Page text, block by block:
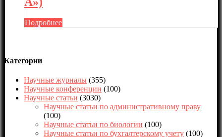
Подробнее
Категории
Научные журналы (355)
Научные конференции (100)
Научные статьи (3030)
Научные статьи по административному праву
(100)
Научные статьи по биологии (100)
Научные статьи по бухгалтерскому учету (100)